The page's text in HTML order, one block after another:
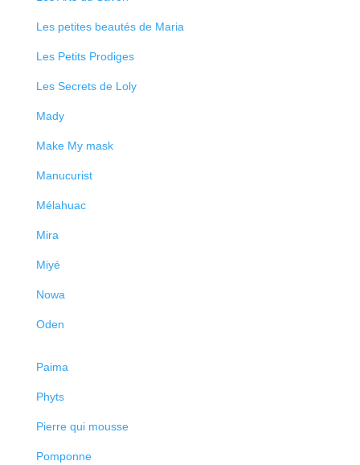
Les petites beautés de Maria
Les Petits Prodiges
Les Secrets de Loly
Mady
Make My mask
Manucurist
Mélahuac
Mira
Miyé
Nowa
Oden
Paima
Phyts
Pierre qui mousse
Pomponne